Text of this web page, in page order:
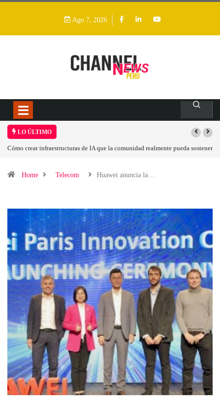
Ago 7, 2026
LO ÚLTIMO
pueda sostenerLas tarjetas gráficas RDNA 5 ya están en fase avanzada de
Home Telecom Huawei anuncia la…